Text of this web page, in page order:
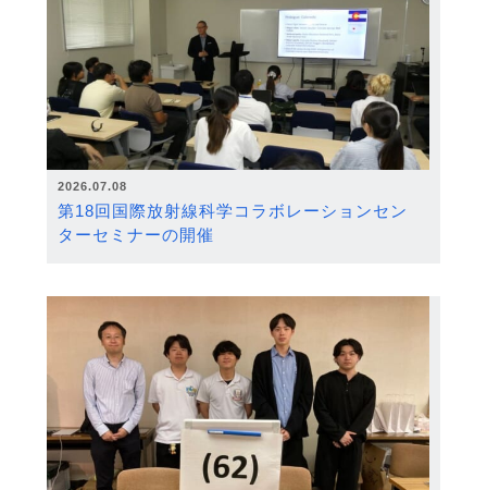
2026.07.08
第18回国際放射線科学コラボレーションセン
ターセミナーの開催